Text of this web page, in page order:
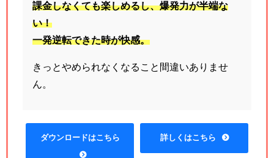
課金しなくても楽しめるし、爆発力が半端な
い！
一発逆転できた時が快感。
きっとやめられなくなること間違いありませ
ん。
ダウンロードはこちら 詳しくはこちら